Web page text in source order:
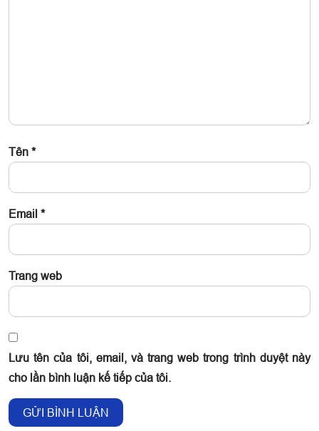
Tên *
Email *
Trang web
Lưu tên của tôi, email, và trang web trong trình duyệt này
cho lần bình luận kế tiếp của tôi.